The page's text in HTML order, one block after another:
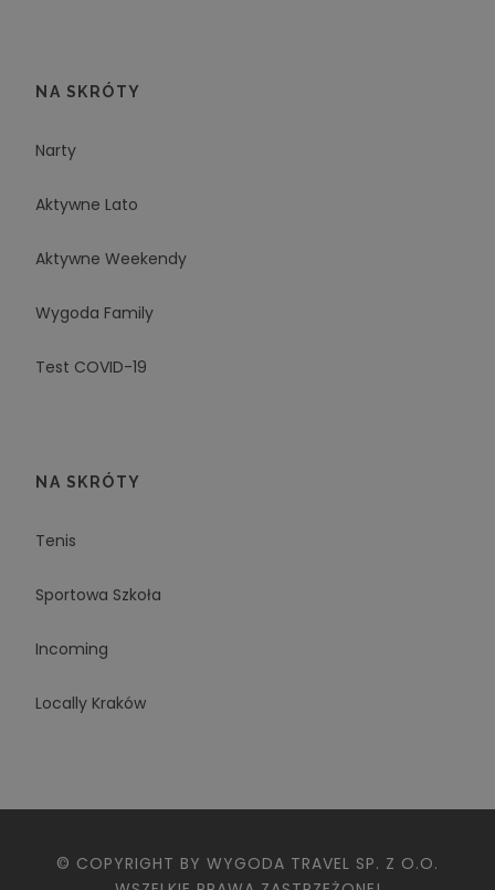
NA SKRÓTY
Narty
Aktywne Lato
Aktywne Weekendy
Wygoda Family
Test COVID-19
NA SKRÓTY
Tenis
Sportowa Szkoła
Incoming
Locally Kraków
© COPYRIGHT BY WYGODA TRAVEL SP. Z O.O.